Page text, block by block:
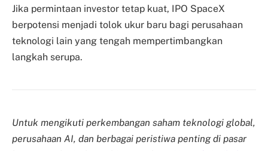
Jika permintaan investor tetap kuat, IPO SpaceX
berpotensi menjadi tolok ukur baru bagi perusahaan
teknologi lain yang tengah mempertimbangkan
langkah serupa.
Untuk mengikuti perkembangan saham teknologi global,
perusahaan AI, dan berbagai peristiwa penting di pasar